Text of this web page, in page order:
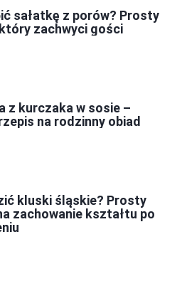
sałatkę z porów? Prosty
zachwyci gości
z kurczaka w sosie –
na rodzinny obiad
kluski śląskie? Prosty
zachowanie kształtu po